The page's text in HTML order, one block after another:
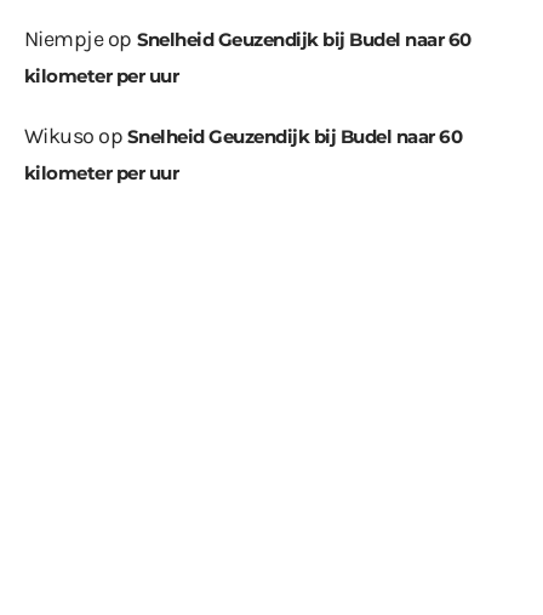
Niempjeop Snelheid Geuzendijk bij Budel naar 60
kilometer per uur
Wikuso op Snelheid Geuzendijk bij Budel naar 60
kilometer per uur